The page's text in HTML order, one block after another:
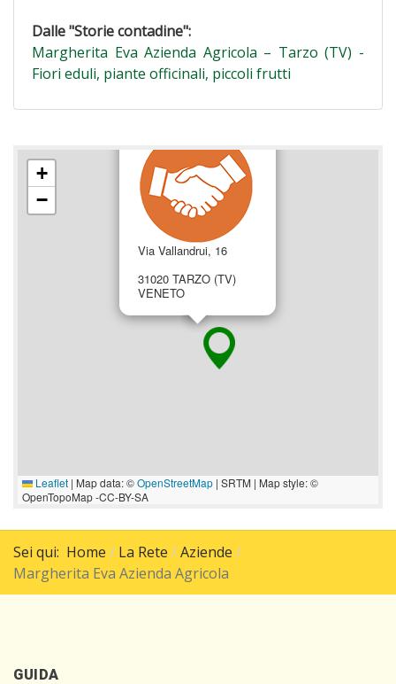
Dalle "Storie contadine":
Margherita Eva Azienda Agricola – Tarzo (TV) -
Fiori eduli, piante officinali, piccoli frutti
Via Vallandrui, 16
31020 TARZO (TV)
VENETO
+
−
Leaflet | Map data: ©OpenStreetMap | SRTM | Map style: ©
OpenTopoMap -CC-BY-SA
Sei qui: Home La Rete
Aziende
Margherita Eva Azienda Agricola
GUIDA